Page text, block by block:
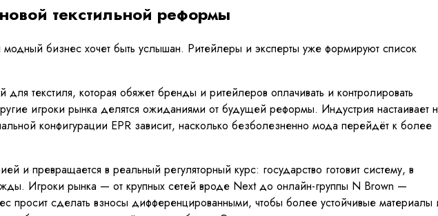
новой текстильной реформы
модный бизнес хочет быть услышан. Ритейлеры и эксперты уже формируют список
текстиля, которая обяжет бренды и ритейлеров оплачивать и контролировать
игроки рынка делятся ожиданиями от будущей реформы. Индустрия настаивает
конфигурации EPR зависит, насколько безболезненно мода перейдёт к более
и превращается в реальный регуляторный курс: государство готовит систему, в
Игроки рынка — от крупных сетей вроде Next до онлайн-группы N Brown —
сделать взносы дифференцированными, чтобы более устойчивые материалы